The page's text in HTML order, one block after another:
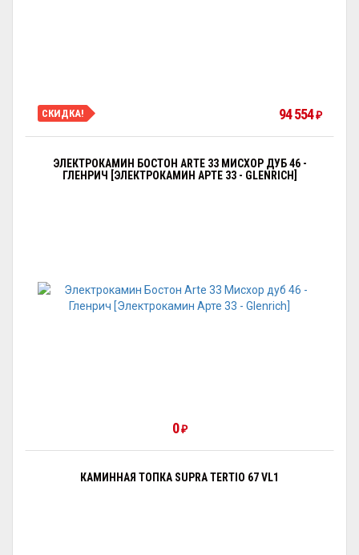
СКИДКА! 94 554₽
ЭЛЕКТРОКАМИН БОСТОН ARTE 33 МИСХОР ДУБ 46 -
ГЛЕНРИЧ [ЭЛЕКТРОКАМИН АРТЕ 33 - GLENRICH]
0₽
КАМИННАЯ ТОПКА SUPRA TERTIO 67 VL1